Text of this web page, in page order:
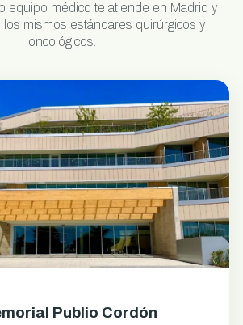
equipo médico te atiende en Madrid y
los mismos estándares quirúrgicos y
oncológicos.
Publio Cordón